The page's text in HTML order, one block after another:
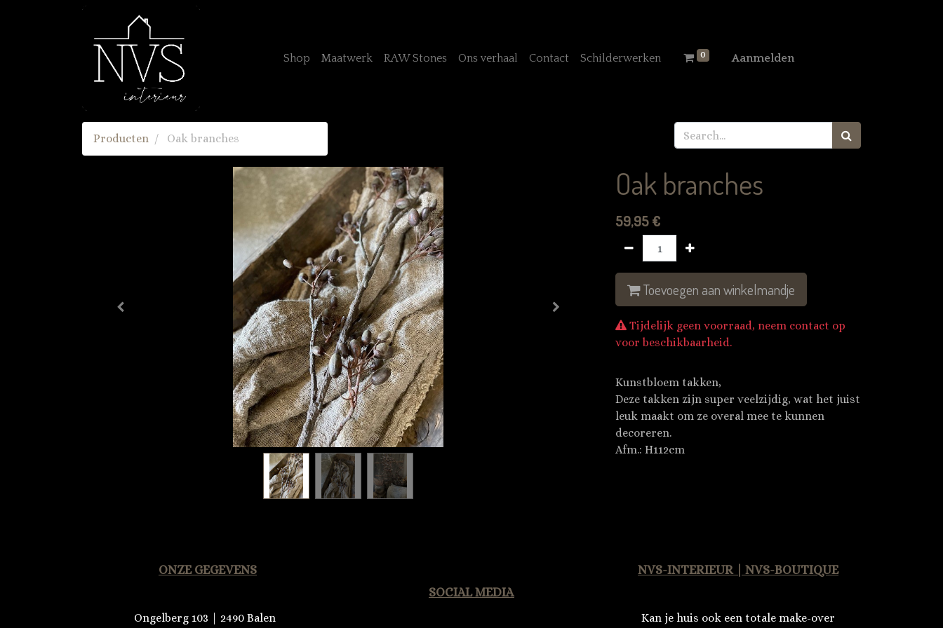
Shop Maatwerk RAW Stones Ons verhaal Contact Schilderwerken 0 Aanmelden
Producten Oak branches
Oak branches
59,95€
Toevoegen aan winkelmandje
Tijdelijk geen voorraad, neem contact op
voor beschikbaarheid.
Kunstbloem takken,
Deze takken zijn super veelzijdig, wat het juist
leuk maakt om ze overal mee te kunnen
decoreren.
Afm.: H112cm
ONZE GEGEVENS
Ongelberg 103 | 2490 Balen
SOCIAL MEDIA
NVS-INTERIEUR | NVS-BOUTIQUE
Kan je huis ook een totale make-over